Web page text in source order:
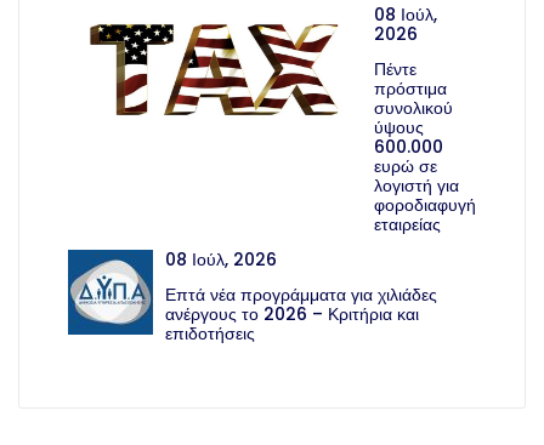
08 Ιούλ,
2026
Πέντε
πρόστιμα
συνολικού
ύψους
600.000
ευρώ σε
λογιστή για
φοροδιαφυγή
εταιρείας
08 Ιούλ, 2026
Επτά νέα προγράμματα για χιλιάδες
ανέργους το 2026 – Κριτήρια και
επιδοτήσεις